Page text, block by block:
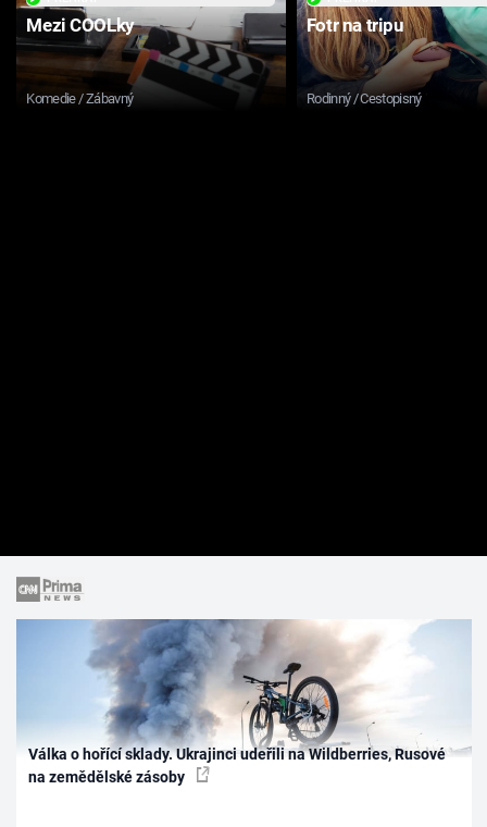
Mezi COOLky
Komedie / Zábavný
Fotr na tripu
Rodinný / Cestopisný
Válka o hořící sklady. Ukrajinci udeřili na Wildberries, Rusové
na zemědělské zásoby